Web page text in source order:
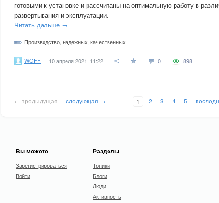
готовыми к установке и рассчитаны на оптимальную работу в
развертывания и эксплуатации.
Читать дальше →
Производство надежных качественных
WOFF 10 апреля 2021, 11:22 0 898
← предыдущая следующая → 1 2 3 4 5
Вы можете
Зарегистрироваться
Войти
Разделы
Топики
Блоги
Люди
Активность